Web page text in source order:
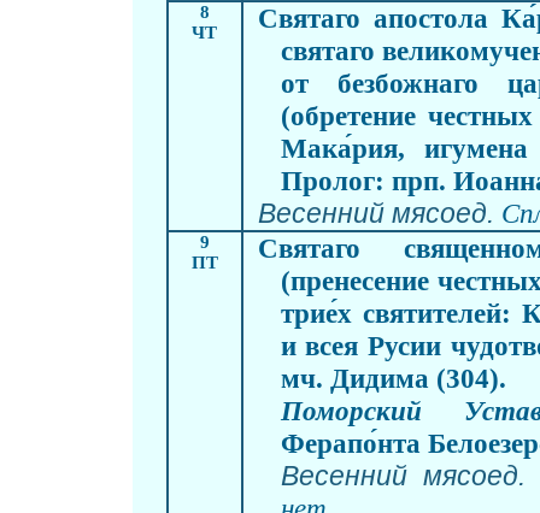
8
ЧТ
Святаго апостола
святаго
от безбожнаго
(обретение
Мака́рия, игумена
Пролог: прп.
Весенний мясоед.
9
ПТ
Святаго
(пренесение
трие́х
и всея Русии
мч. Дидима (304).
Поморский
Ферапо́нта
Весенний мясоед.